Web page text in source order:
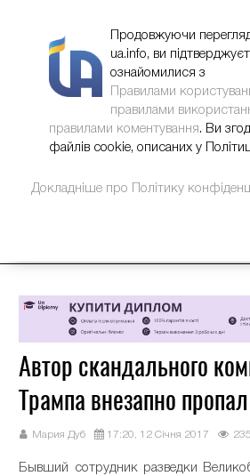
Автор скандального
Трампа внезапно пропал
Мария Дуб 17:20, 12 Січня 2017
Бывший сотрудник разведки
Продовжуючи
ua.info, ви
ознайомилися з
Правилами
правилами
правилами коментування. Ви
файлів cookie, описаних у
Докладніше про Політику